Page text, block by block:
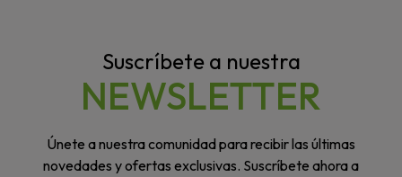
Suscríbete a nuestra
NEWSLETTER
Únete a nuestra comunidad para recibir las últimas
novedades y ofertas exclusivas. Suscríbete ahora a